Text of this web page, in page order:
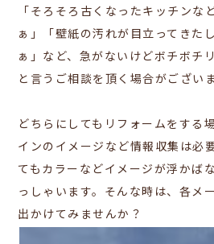
「そろそろ古くなったキッチンな
ぁ」「壁紙の汚れが目立ってきた
ぁ」など、急がないけどボチボチ
と言うご相談を頂く場合がございま
どちらにしてもリフォームをする
インのイメージなど情報収集は必
てもカラーなどイメージが浮かば
っしゃいます。そんな時は、各メ
出かけてみませんか？